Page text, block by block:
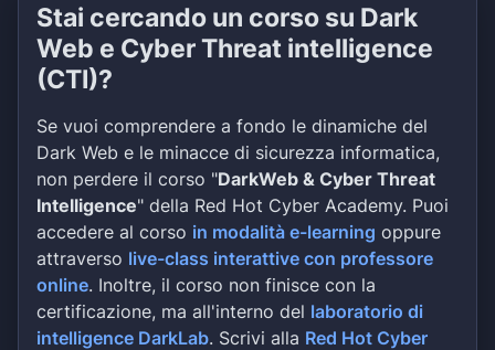
Stai cercando un corso su Dark
Web e Cyber Threat intelligence
(CTI)?
Se vuoi comprendere a fondo le dinamiche del
Dark Web e le minacce di sicurezza informatica,
non perdere il corso "DarkWeb & Cyber Threat
Intelligence" della Red Hot Cyber Academy. Puoi
accedere al corso in modalità e-learning oppure
attraverso live-class interattive con professore
online. Inoltre, il corso non finisce con la
certificazione, ma all'interno del laboratorio di
intelligence DarkLab. Scrivi alla Red Hot Cyber